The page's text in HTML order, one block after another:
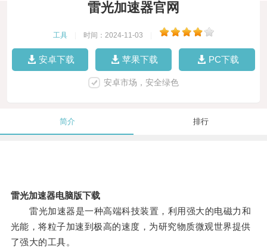
雷光加速器官网
工具 时间：2024-11-03
安卓下载 苹果下载 PC下载
安卓市场，安全绿色
简介 排行
雷光加速器电脑版下载
雷光加速器是一种高端科技装置，利用强大的电磁力和
光能，将粒子加速到极高的速度，为研究物质微观世界提供
了强大的工具。